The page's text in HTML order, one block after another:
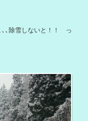
､､除雪しないと！！ っ